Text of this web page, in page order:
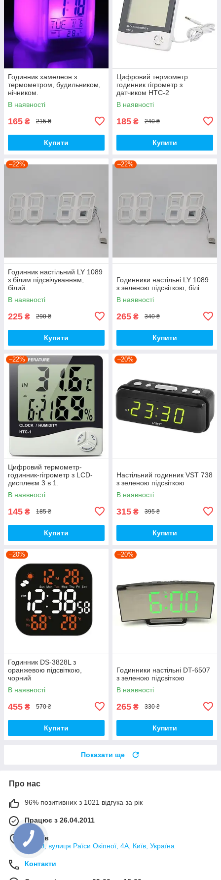
Годинник хамелеон з
термометром, будильником,
нічником.
В наявності
165 ₴ 215 ₴
Купити
Цифровий термометр
годинник гігрометр з
датчиком HTC-2
В наявності
185 ₴ 240 ₴
Купити
–22%
Годинник настільний LY 1089
з білим підсвічуванням,
білий.
В наявності
225 ₴ 290 ₴
Купити
–22%
Годинники настільні LY 1089
з зеленою підсвіткою, білі
В наявності
265 ₴ 340 ₴
Купити
–22%
Цифровий термометр-
годинник-гігрометр з LCD-
дисплеєм 3 в 1.
В наявності
145 ₴ 185 ₴
Купити
–20%
Настільний годинник VST 738
з зеленою підсвіткою
В наявності
315 ₴ 395 ₴
Купити
–20%
Годинник DS-3828L з
оранжевою підсвіткою,
чорний
В наявності
455 ₴ 570 ₴
Купити
–20%
Годинники настільні DT-6507
з зеленою підсвіткою
В наявності
265 ₴ 330 ₴
Купити
Показати ще
Про нас
96% позитивних з 1021 відгука за рік
Працює з 26.04.2011
м. Київ
02000, вулиця Раїси Окіпної, 4А, Київ, Україна
Контакти